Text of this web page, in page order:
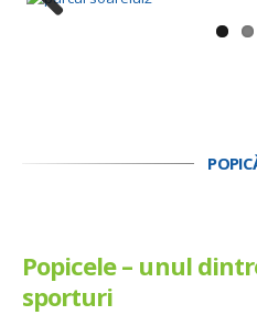
Popicele – unul
sporturi